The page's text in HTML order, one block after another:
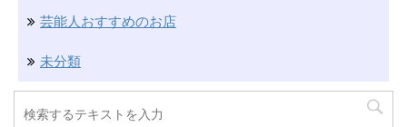
芸能人おすすめのお店
未分類